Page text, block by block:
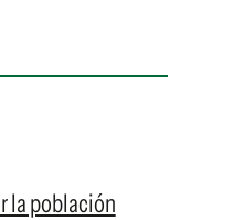
la población